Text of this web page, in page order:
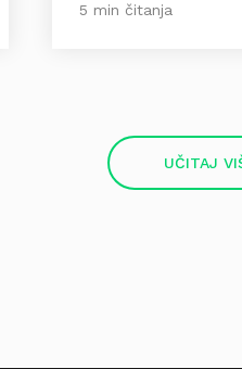
5 min čitanja
UČITAJ